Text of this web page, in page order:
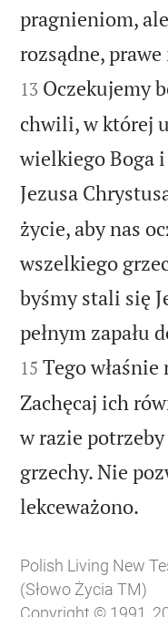
pragnieniom,
rozsądne,
13 Oczekujemy
chwili, w której
wielkiego Boga
Jezusa
życie, aby nas
wszelkiego
byśmy stali się
pełnym zapału
15 Tego
Zachęcaj ich
w razie
grzechy. Nie
lekceważono.
Polish Living New
(Słowo Życia TM)